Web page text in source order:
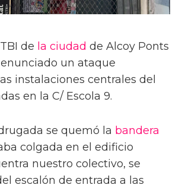
de la ciudad de Alcoy Ponts
un ataque
instalaciones centrales del
en la C/ Escola 9.
se quemó la bandera
colgada en el edificio
nuestro colectivo, se
escalón de entrada a las